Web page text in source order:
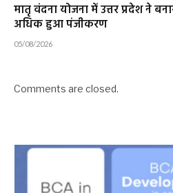
मातृ वंदना योजना में उत्तर प्रदेश ने
अधिक हुआ पंजीकरण
05/08/2026
Comments are closed.